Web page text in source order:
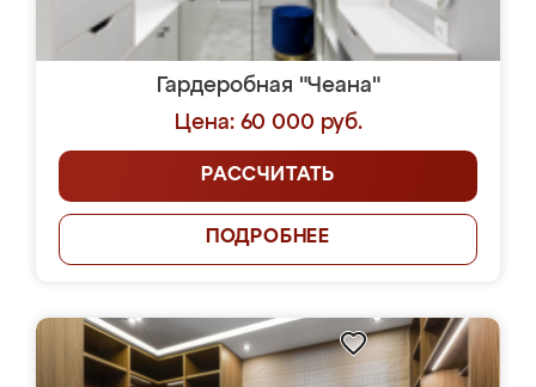
Гардеробная "Чеана"
Цена: 60 000 руб.
РАССЧИТАТЬ
ПОДРОБНЕЕ